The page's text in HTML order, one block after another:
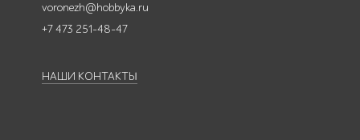
voronezh@hobbyka.ru
+7 473 251-48-47
НАШИ КОНТАКТЫ